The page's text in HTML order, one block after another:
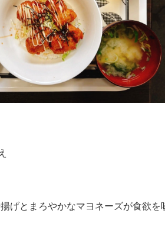
げとまろやかなマヨネーズが食欲